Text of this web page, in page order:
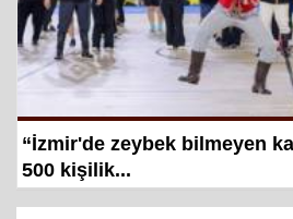
Hayat kurtaran baba, kızını
şampiyonluğa hazırlıyor